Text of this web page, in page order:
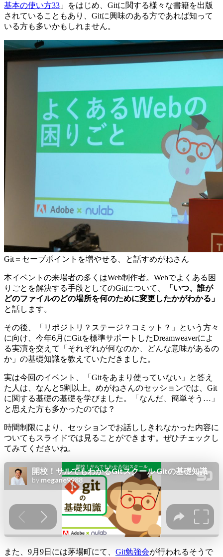
基本の使い方33 」をはじめ、Gitに関する様々な書籍を出版
されていることもあり、Gitに興味のある方であれば知って
いる方も多いかもしれません。
Git＝セーブポイントを増やせる、と話すめがねさん
本イベントの来場者の多くはWeb制作者。Webでよくある困
りごとを解決する手段としてのGitについて、
「いつ、誰が
どのファイルのどの場所を何のために変更したかがわかる」
と話します。
その後、「リポジトリ？ステージ？コミット？」という方々
に向け、今年6月にGitを標準サポートしたDreamweaverによ
る実演を交えて「それぞれが何なのか、どんな意味があるの
か」の基礎知識を教えていただきました。
実は今回のイベント、「Gitをあまり使っていない」と答え
た人は、なんと5割以上。めがねさんのセッションでは、Git
に関する基礎の基礎を学びました。「なんだ、簡単そう…」
と思えた方も多かったのでは？
時間制限により、セッションでお話ししきれなかった内容に
ついてもスライドでは見ることができます。ぜひチェックし
てみてくださいね。
また、9月9日には茅場町にて、 Git勉強会が行われるそうで